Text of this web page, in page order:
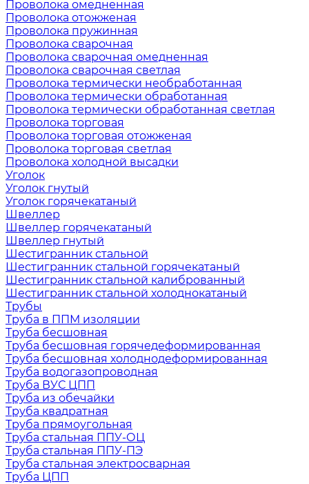
Проволока омедненная
Проволока отожженая
Проволока пружинная
Проволока сварочная
Проволока сварочная омедненная
Проволока сварочная светлая
Проволока термически необработанная
Проволока термически обработанная
Проволока термически обработанная светлая
Проволока торговая
Проволока торговая отожженая
Проволока торговая светлая
Проволока холодной высадки
Уголок
Уголок гнутый
Уголок горячекатаный
Швеллер
Швеллер горячекатаный
Швеллер гнутый
Шестигранник стальной
Шестигранник стальной горячекатаный
Шестигранник стальной калиброванный
Шестигранник стальной холоднокатаный
Трубы
Труба в ППМ изоляции
Труба бесшовная
Труба бесшовная горячедеформированная
Труба бесшовная холоднодеформированная
Труба водогазопроводная
Труба ВУС ЦПП
Труба из обечайки
Труба квадратная
Труба прямоугольная
Труба стальная ППУ-ОЦ
Труба стальная ППУ-ПЭ
Труба стальная электросварная
Труба ЦПП